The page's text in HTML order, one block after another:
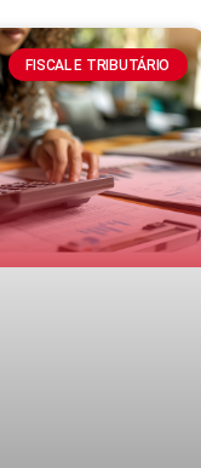
FISCAL E TRIBUTÁRIO